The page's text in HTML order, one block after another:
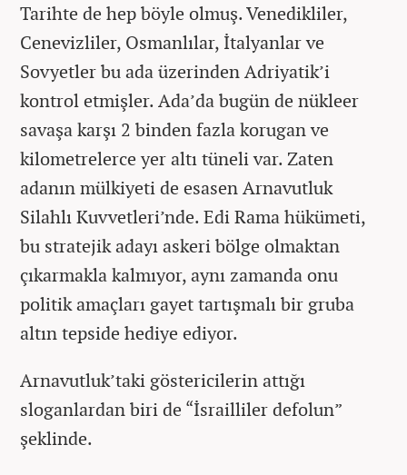
Tarihte de hep böyle olmuş. Venedikliler,
Cenevizliler, Osmanlılar, İtalyanlar ve
Sovyetler bu ada üzerinden Adriyatik’i
kontrol etmişler. Ada’da bugün de nükleer
savaşa karşı 2 binden fazla korugan ve
kilometrelerce yer altı tüneli var. Zaten
adanın mülkiyeti de esasen Arnavutluk
Silahlı Kuvvetleri’nde. Edi Rama hükümeti,
bu stratejik adayı askeri bölge olmaktan
çıkarmakla kalmıyor, aynı zamanda onu
politik amaçları gayet tartışmalı bir gruba
altın tepside hediye ediyor.
Arnavutluk’taki göstericilerin attığı
sloganlardan biri de “İsrailliler defolun”
şeklinde.